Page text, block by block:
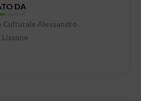
DA
Culturale Alessandro